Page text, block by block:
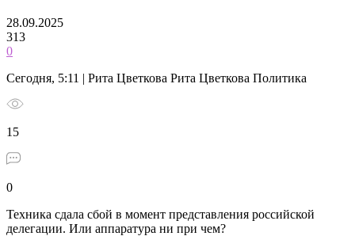
28.09.2025
313
0
Сегодня, 5:11 | Рита Цветкова Рита Цветкова Политика
15
0
Техника сдала сбой в момент представления российской
делегации. Или аппаратура ни при чем?